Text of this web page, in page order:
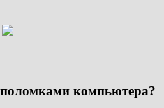
компьютера?